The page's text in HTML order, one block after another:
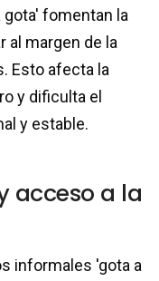
fomentan la
al margen de la
Esto afecta la
y dificulta el
y estable.
acceso a la
informales 'gota a